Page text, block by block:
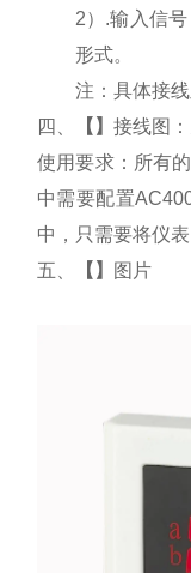
2） .输入信
形式。
注：具体接
四、
【 】 接线图
使用要求：所有
中需要配置
中，只需要将仪
五、
【 】 图片